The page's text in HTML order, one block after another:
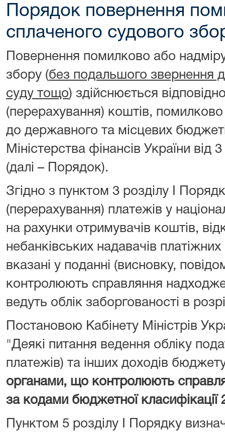
Порядок повернення
сплаченого судового
Повернення помилково або
збору (без подальшого звернення
суду тощо) здійснюється
(перерахування) коштів,
до державного та місцевих
Міністерства фінансів України
(далі – Порядок).
Згідно з пунктом 3 розділу I
(перерахування) платежів у
на рахунки отримувачів коштів,
небанківських надавачів
вказані у поданні (висновку,
контролюють справляння
ведуть облік заборгованості в
Постановою Кабінету Міністрів
"Деякі питання ведення обліку
платежів) та інших доходів
органами, що контролюють
за кодами бюджетної
Пунктом 5 розділу I Порядку